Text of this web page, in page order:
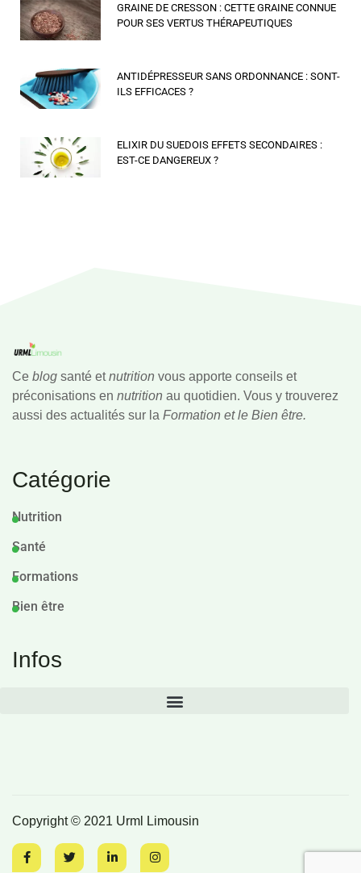
GRAINE DE CRESSON : CETTE GRAINE CONNUE
POUR SES VERTUS THÉRAPEUTIQUES
ANTIDÉPRESSEUR SANS ORDONNANCE : SONT-
ILS EFFICACES ?
ELIXIR DU SUEDOIS EFFETS SECONDAIRES :
EST-CE DANGEREUX ?
Ce blog santé etnutrition vous apporte conseils et
préconisations en nutrition au quotidien. Vous y trouverez
aussi des actualités sur la Formation et le Bien être.
Catégorie
Nutrition
Santé
Formations
Bien être
Infos
Copyright © 2021 Urml Limousin